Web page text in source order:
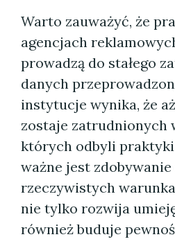
Warto zauważyć, że
agencjach
prowadzą do stałego
danych
instytucje wynika, że
zostaje zatrudnionych
których odbyli
ważne jest
rzeczywistych
nie tylko rozwija
również buduje